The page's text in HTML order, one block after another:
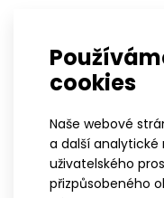
cookies
Naše webové
a další
uživatelského
přizpůsobeného
ELITE